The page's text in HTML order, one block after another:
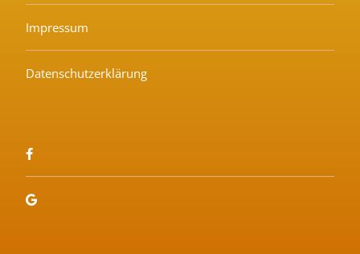
Impressum
Datenschutzerklärung